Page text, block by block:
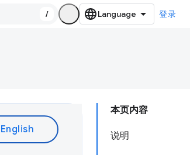
/ 登录
本页内容
说明